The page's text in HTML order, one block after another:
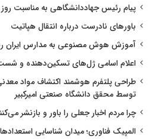
پیام رئیس جهاددانشگاهی به مناسبت روز
باورهای نادرست درباره انتقال هپاتیت
آموزش هوش مصنوعی به مدارس ایران
اعلام اسامی ژل‌های تسکین‌دهنده و
طراحی پلتفرم هوشمند اکتشاف مواد
توسط محقق دانشگاه صنعتی امیرکبیر
چرا مردم اخبار جعلی را باور و بازنشر
المپیک فناوری؛ میدان شناسایی